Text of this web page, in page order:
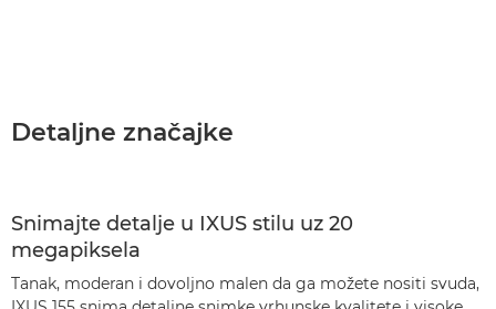
Detaljne značajke
Snimajte detalje u IXUS stilu uz 20
megapiksela
Tanak, moderan i dovoljno malen da ga možete nositi svuda,